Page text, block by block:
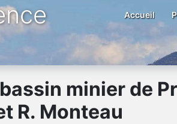
Accueil
minier de
R. Monteau